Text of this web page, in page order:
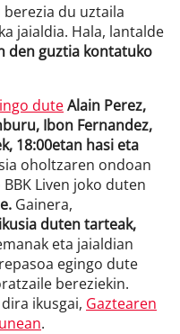
du uztaila
jaialdia. Hala, lantalde
den guztia kontatuko
duteAlain Perez,
Ibon Fernandez,
18:00etan hasi eta
oholtzaren ondoan
Liven joko duten
Gainera,
duten tarteak,
eta jaialdian
egingo dute
bereziekin.
ikusgai, Gaztearen
.